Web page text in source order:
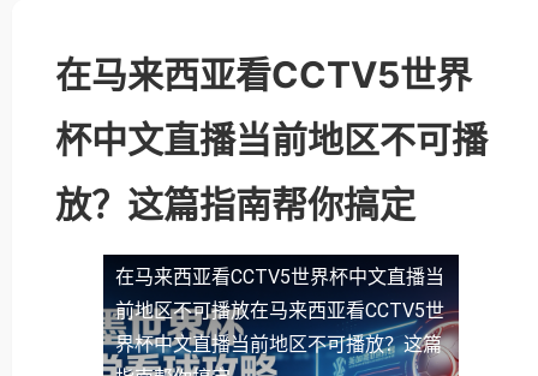
在马来西亚看CCTV5世界
杯中文直播当前地区不可播
放？这篇指南帮你搞定
在马来西亚看CCTV5世界杯中文直播当
前地区不可播放在马来西亚看CCTV5世
界杯中文直播当前地区不可播放？这篇